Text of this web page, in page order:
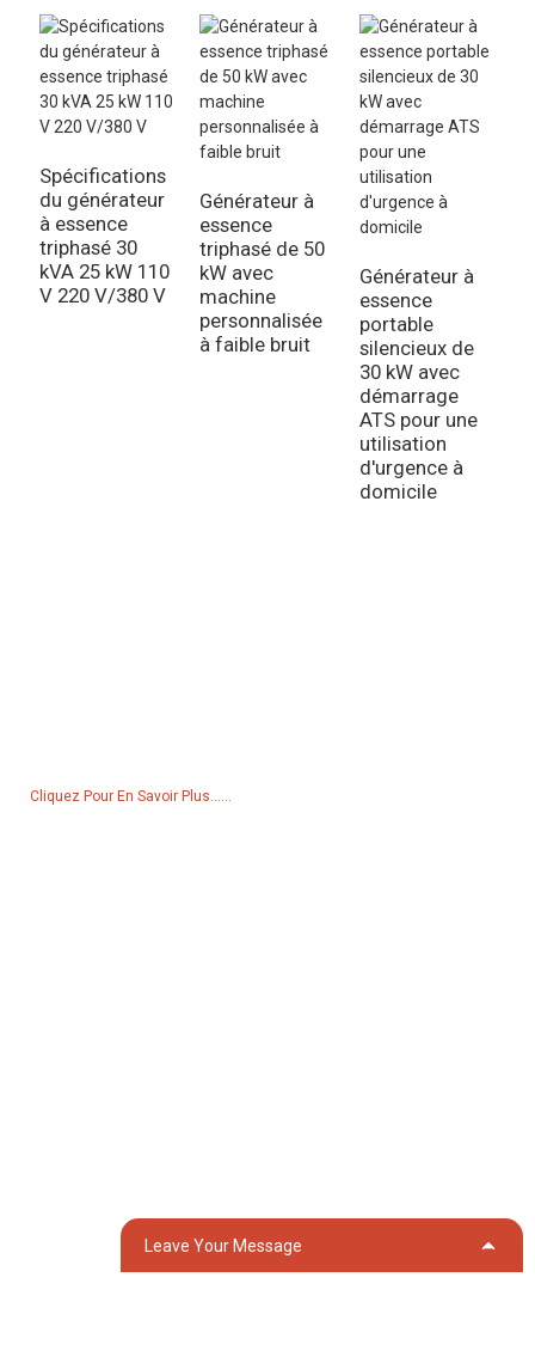
Spécifications
du générateur
à essence
triphasé 30
kVA 25 kW 110
V 220 V/380 V
Générateur à
essence
triphasé de 50
kW avec
machine
personnalisée
à faible bruit
Générateur à
essence
portable
silencieux de
30 kW avec
démarrage
ATS pour une
utilisation
d'urgence à
domicile
Cliquez Pour En Savoir Plus......
Contactez-NousLeave Your Message